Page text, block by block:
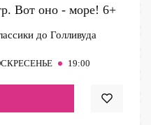
Вот оно - море! 6+
до Голливуда
19:00